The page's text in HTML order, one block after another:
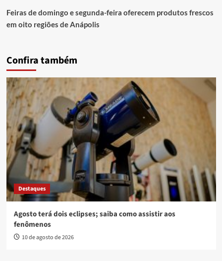
Feiras de domingo e segunda-feira oferecem produtos frescos
em oito regiões de Anápolis
Confira também
Destaques
Agosto terá dois eclipses; saiba como assistir aos
fenômenos
10 de agosto de 2026